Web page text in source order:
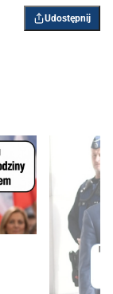
Udostępnij